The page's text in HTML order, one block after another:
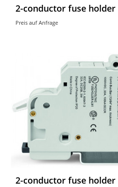
2-conductor fuse holder
Preis auf Anfrage
2-conductor fuse holder